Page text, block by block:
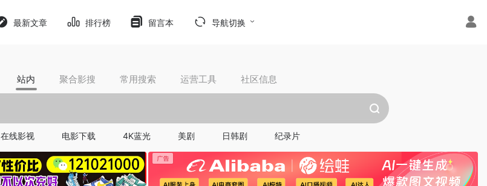
最新文章 排行榜 留言本 导航切换
站内 聚合影搜 常用搜索 运营工具 社区信息
在线影视 电影下载 4K蓝光 美剧 日韩剧 纪录片